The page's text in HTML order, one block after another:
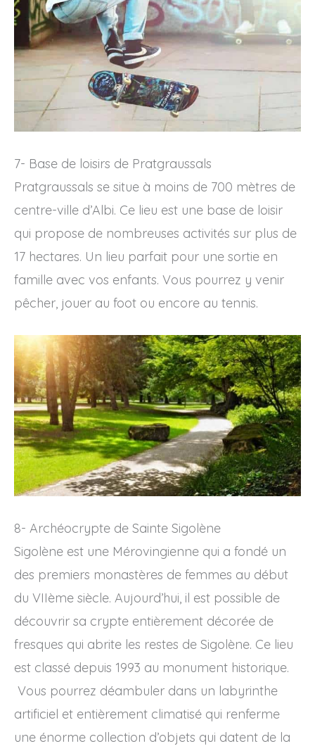
7- Base de loisirs de Pratgraussals
Pratgraussals se situe à moins de 700 mètres de
centre-ville d’Albi. Ce lieu est une base de loisir
qui propose de nombreuses activités sur plus de
17 hectares. Un lieu parfait pour une sortie en
famille avec vos enfants. Vous pourrez y venir
pêcher, jouer au foot ou encore au tennis.
8- Archéocrypte de Sainte Sigolène
Sigolène est une Mérovingienne qui a fondé un
des premiers monastères de femmes au début
du VIIème siècle. Aujourd’hui, il est possible de
découvrir sa crypte entièrement décorée de
fresques qui abrite les restes de Sigolène. Ce lieu
est classé depuis 1993 au monument historique.
Vous pourrez déambuler dans un labyrinthe
artificiel et entièrement climatisé qui renferme
une énorme collection d’objets qui datent de la